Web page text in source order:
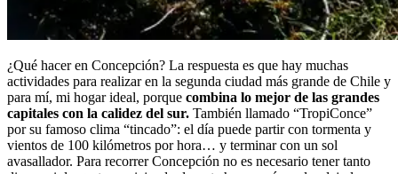
¿Qué hacer en Concepción? La respuesta es que hay muchas
actividades para realizar en la segunda ciudad más grande de Chile y
para mí, mi hogar ideal, porque combina lo mejor de las grandes
capitales con la calidez del sur. También llamado “TropiConce”
por su famoso clima “tincado”: el día puede partir con tormenta y
vientos de 100 kilómetros por hora… y terminar con un sol
avasallador. Para recorrer Concepción no es necesario tener tanto